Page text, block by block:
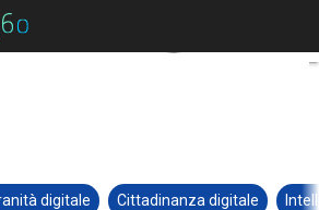
digitale Cittadinanza digitale